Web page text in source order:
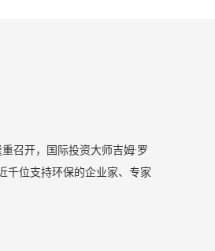
召开，国际投资大师吉姆·罗
千位支持环保的企业家、专家